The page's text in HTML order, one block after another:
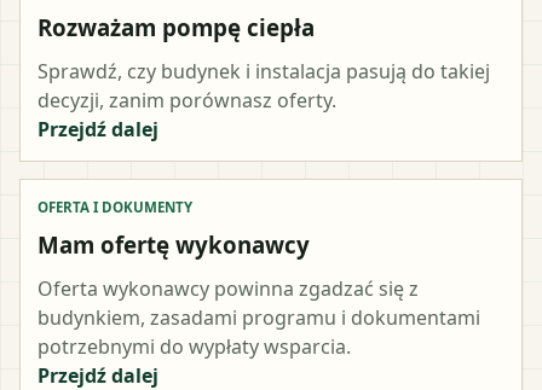
Rozważam pompę ciepła
Sprawdź, czy budynek i instalacja pasują do takiej
decyzji, zanim porównasz oferty.
Przejdź dalej
OFERTA I DOKUMENTY
Mam ofertę wykonawcy
Oferta wykonawcy powinna zgadzać się z
budynkiem, zasadami programu i dokumentami
potrzebnymi do wypłaty wsparcia.
Przejdź dalej